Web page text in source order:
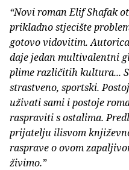
“Novi roman Elif Shafak
prikladno stjecište
gotovo vidovitim.
daje jedan multivalentni
plime različitih kultura...
strastveno, sportski.
uživati sami i postoje
raspraviti s ostalima.
prijatelju ilisvom
rasprave o ovom
živimo.”